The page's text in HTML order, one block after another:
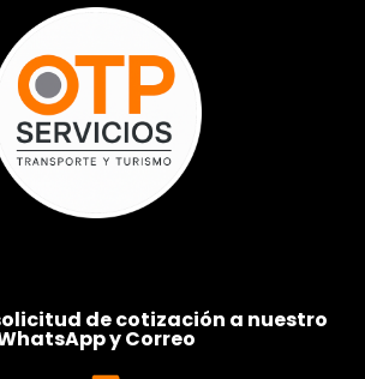
de cotización a nuestro
y Correo